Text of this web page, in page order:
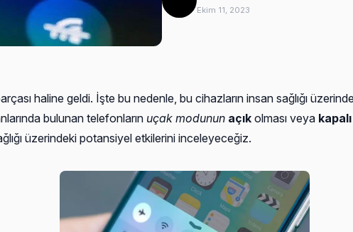
Ekim 11, 2023
haline geldi. İşte bu nedenle, bu cihazların insan sağlığı
bulunan telefonların uçak modunun açık olması veya kapalı
üzerindeki potansiyel etkilerini inceleyeceğiz.